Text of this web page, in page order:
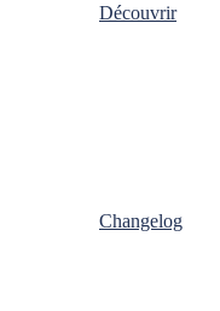
Découvrir
Changelog